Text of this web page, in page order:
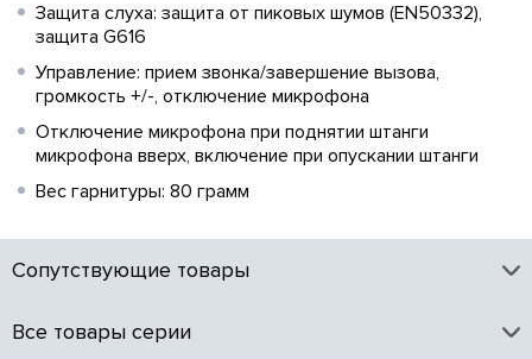
Защита слуха: защита от пиковых шумов (EN50332),
защита G616
Управление: прием звонка/завершение вызова,
громкость +/-, отключение микрофона
Отключение микрофона при поднятии штанги
микрофона вверх, включение при опускании штанги
Вес гарнитуры: 80 грамм
Сопутствующие товары
Все товары серии